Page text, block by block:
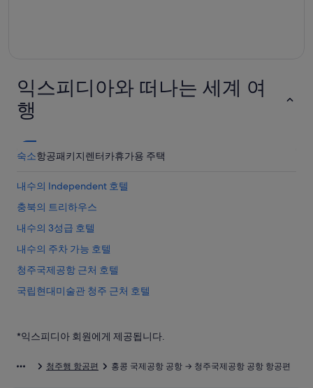
익스피디아와 떠나는 세계 여
행
숙소항공패키지렌터카휴가용 주택
내수의 Independent 호텔
충북의 트리하우스
내수의 3성급 호텔
내수의 주차 가능 호텔
청주국제공항 근처 호텔
국립현대미술관 청주 근처 호텔
정북동 토성 근처 호텔
충북의 웨딩 호텔
*익스피디아 회원에게 제공됩니다.
청주행 항공편 홍콩 국제공항 공항 → 청주국제공항 공항 항공편